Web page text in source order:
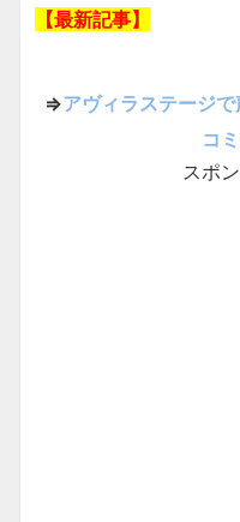
【最新記事】
⇒アヴィラステージ
コ
スポ